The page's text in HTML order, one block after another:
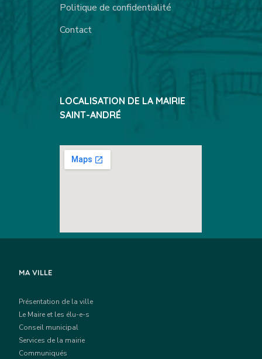
Politique de confidentialité
Contact
LOCALISATION DE LA MAIRIE
SAINT-ANDRÉ
MA VILLE
Présentation de la ville
Le Maire et les élu-e-s
Conseil municipal
Services de la mairie
Communiqués